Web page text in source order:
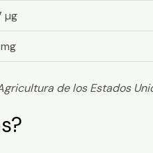
µg
de los Estados